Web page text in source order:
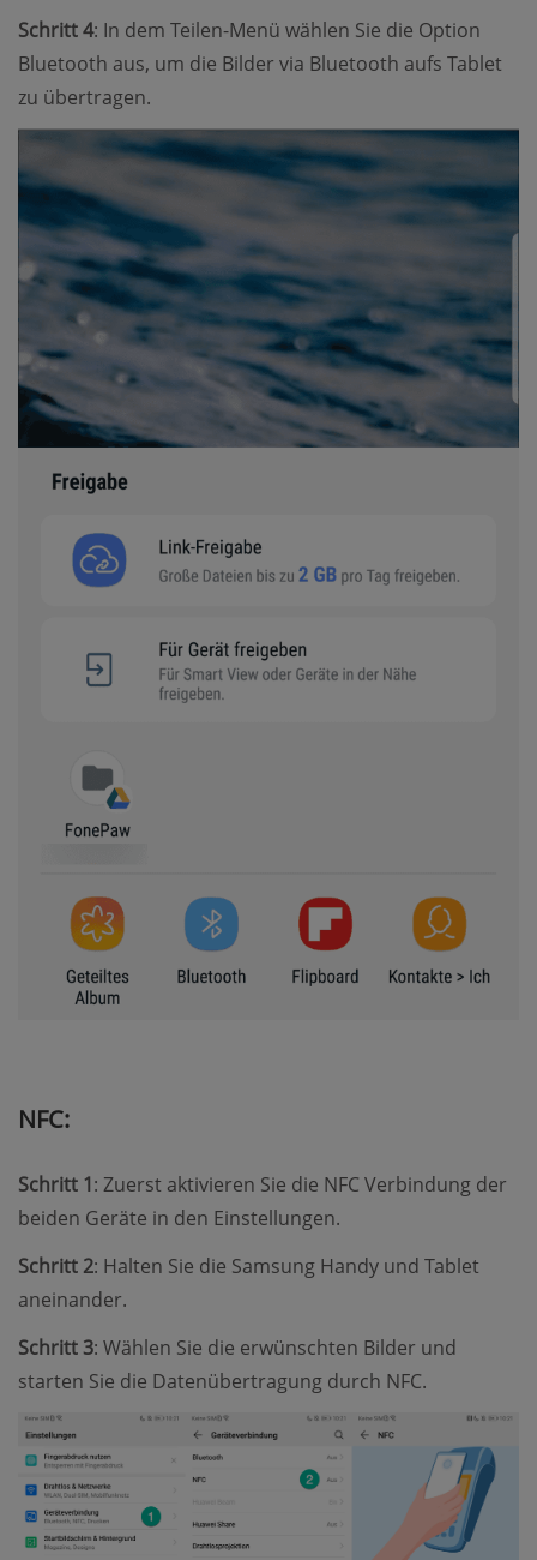
Schritt 4: In dem Teilen-Menü wählen Sie die Option
Bluetooth aus, um die Bilder via Bluetooth aufs Tablet
zu übertragen.
NFC:
Schritt 1: Zuerst aktivieren Sie die NFC Verbindung der
beiden Geräte in den Einstellungen.
Schritt 2: Halten Sie die Samsung Handy und Tablet
aneinander.
Schritt 3: Wählen Sie die erwünschten Bilder und
starten Sie die Datenübertragung durch NFC.